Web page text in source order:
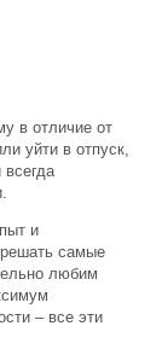
в отличие от
уйти в отпуск,
всегда
и
самые
любим
– все эти